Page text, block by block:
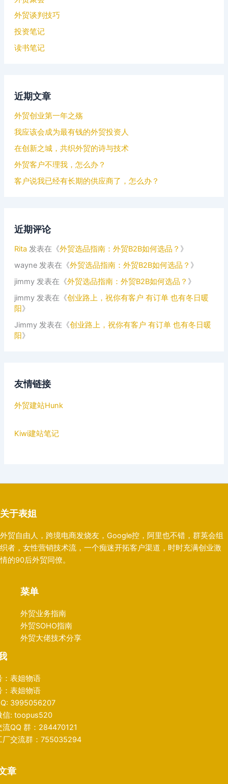
外贸谈判技巧
投资笔记
读书笔记
近期文章
外贸创业第一年之殇
我应该会成为最有钱的外贸投资人
在创新之城，共织外贸的诗与技术
外贸客户不理我，怎么办？
客户说我已经有长期的供应商了，怎么办？
近期评论
Rita 发表在《外贸选品指南：外贸B2B如何选品？ 》
wayne发表在《外贸选品指南：外贸B2B如何选品？ 》
jimmy发表在《外贸选品指南：外贸B2B如何选品？ 》
jimmy发表在《创业路上，祝你有客户 有订单 也有冬日暖
阳》
Jimmy发表在《创业路上，祝你有客户 有订单 也有冬日暖
阳》
友情链接
外贸建站Hunk
Kiwi建站笔记
关于表姐
外贸自由人，跨境电商发烧友，Google控，阿里也不错，群英会组
织者，女性营销技术流，一个痴迷开拓客户渠道，时时充满创业激
情的90后外贸同僚。
菜单
外贸业务指南
外贸SOHO指南
外贸大佬技术分享
：表姐物语
：表姐物语
3995056207
信: toopus520
流QQ 群：284470121
厂交流群：755035294
章